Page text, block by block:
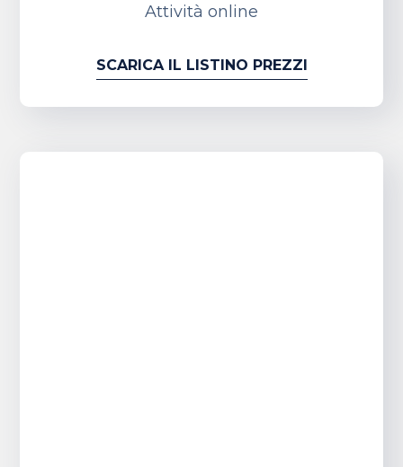
Attività online
SCARICA IL LISTINO PREZZI